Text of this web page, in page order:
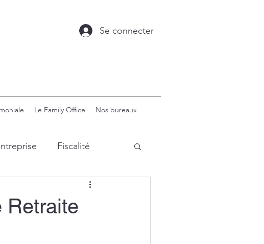
Se connecter
Le Family Office Nos bureaux
Fiscalité
The Family Office
Retraite